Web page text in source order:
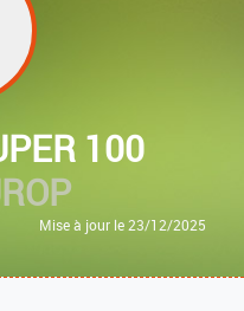
100
Mise à jour le 23/12/2025